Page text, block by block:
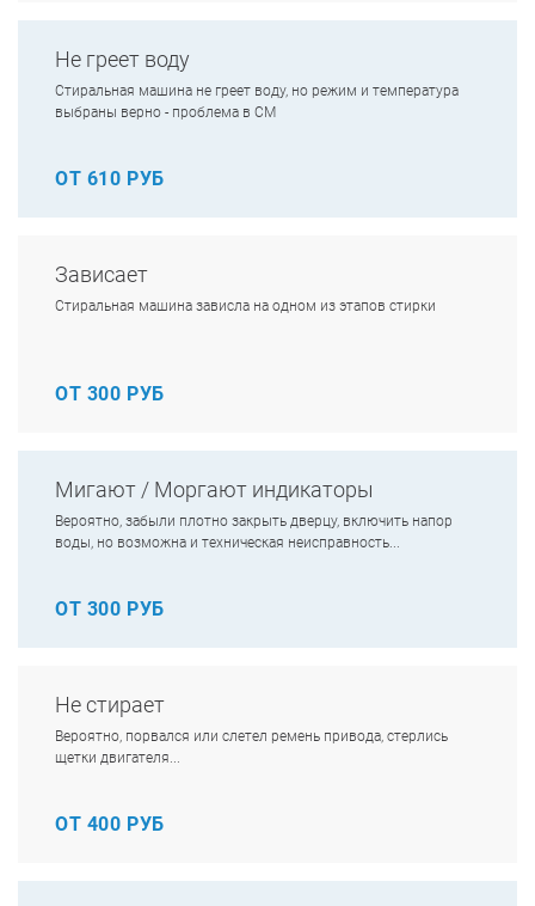
Не греет воду
Стиральная машина не греет воду, но режим и температура
выбраны верно - проблема в СМ
ОТ 610 РУБ
Зависает
Стиральная машина зависла на одном из этапов стирки
ОТ 300 РУБ
Мигают / Моргают индикаторы
Вероятно, забыли плотно закрыть дверцу, включить напор
воды, но возможна и техническая неисправность...
ОТ 300 РУБ
Не стирает
Вероятно, порвался или слетел ремень привода, стерлись
щетки двигателя...
ОТ 400 РУБ